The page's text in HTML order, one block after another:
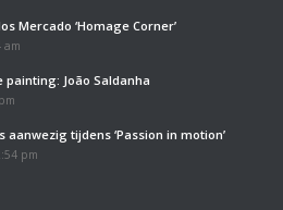
Mercado ‘Homage Corner’
am
painting: João Saldanha
aanwezig tijdens ‘Passion in motion’
pm